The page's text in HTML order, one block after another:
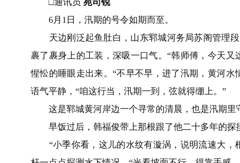
□通讯员 苑司锐
6月1日，汛期的号令如期而至。
天边刚泛起鱼肚白，山东郓城河务局苏阁管理段
裹了裹身上的工装，深吸一口气。“韩师傅，今天
惺忪的睡眼走出来。“不早不早，进了汛期，黄河水
语气平静，“咱这行当，汛期一到，弦就得绷上。”
这是郓城黄河岸边一个寻常的清晨，也是汛期里
早饭过后，韩福俊带上那根跟了他二十多年的探
“小季你看，这儿的水纹有漩涡，说明流速大，